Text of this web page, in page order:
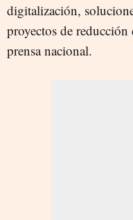
digitalización,
proyectos de
prensa nacional.